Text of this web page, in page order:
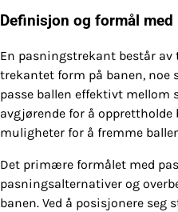
Definisjon og formål
En pasningstrekant består av
trekantet form på banen, noe
passe ballen effektivt mellom
avgjørende for å opprettholde
muligheter for å fremme
Det primære formålet med
pasningsalternativer og
banen. Ved å posisjonere